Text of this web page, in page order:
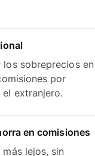
sobreprecios en
por
extranjero.
en comisiones
lejos, sin